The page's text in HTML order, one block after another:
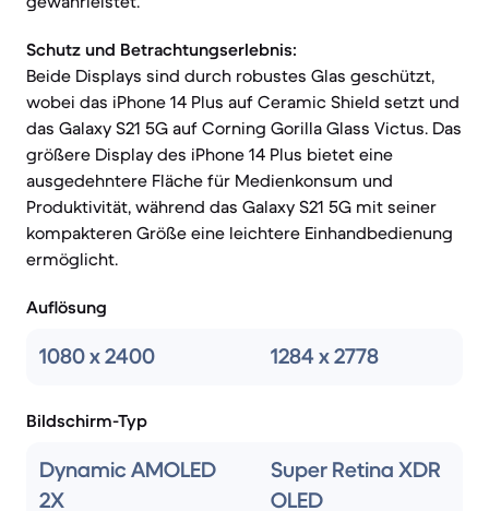
Schutz und Betrachtungserlebnis:
Beide Displays sind durch robustes Glas geschützt,
wobei das iPhone 14 Plus auf Ceramic Shield setzt und
das Galaxy S21 5G auf Corning Gorilla Glass Victus. Das
größere Display des iPhone 14 Plus bietet eine
ausgedehntere Fläche für Medienkonsum und
Produktivität, während das Galaxy S21 5G mit seiner
kompakteren Größe eine leichtere Einhandbedienung
ermöglicht.
Auflösung
1080 x 2400 1284 x 2778
Bildschirm-Typ
Dynamic AMOLED
2X
Super Retina XDR
OLED